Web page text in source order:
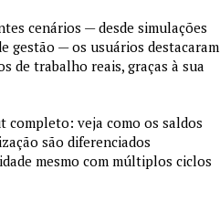
cenários — desde simulações
gestão — os usuários destacaram
de trabalho reais, graças à sua
veja como os saldos
são diferenciados
mesmo com múltiplos ciclos